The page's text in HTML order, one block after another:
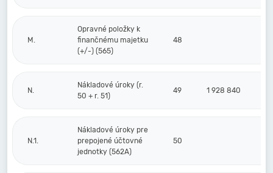
M.
Opravné položky k
finančnému majetku
(+/-) (565)
48
N.
Nákladové úroky (r.
50 + r. 51)
49 1 928 840
N.1.
Nákladové úroky pre
prepojené účtovné
jednotky (562A)
50